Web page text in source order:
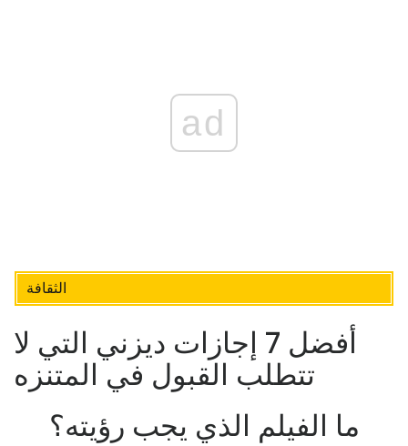
ad
الثقافة
أفضل 7 إجازات ديزني التي لا
تتطلب القبول في المتنزه
ما الفيلم الذي يجب رؤيته؟